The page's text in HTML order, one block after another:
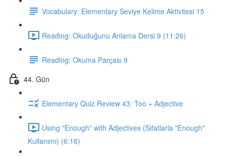
Vocabulary: Elementary Seviye Kelime Aktivitesi 15
Reading: Okuduğunu Anlama Dersi 9 (11:26)
Reading: Okuma Parçası 9
44. Gün
Elementary Quiz Review 43: Too + Adjective
Using "Enough" with Adjectives (Sıfatlarla "Enough"
Kullanımı) (6:16)